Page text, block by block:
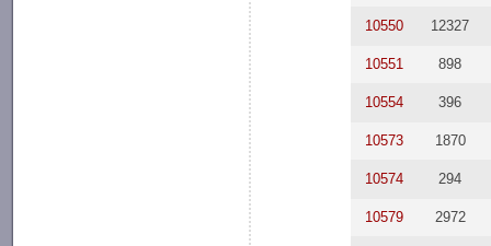
10550 12327
10551 898
10554 396
10573 1870
10574 294
10579 2972